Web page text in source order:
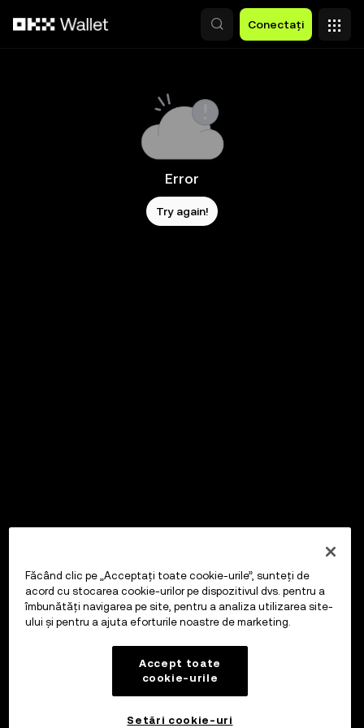
Conectați
Error
Try again!
Făcând clic pe „Acceptați toate cookie-urile”, sunteți de
acord cu stocarea cookie-urilor pe dispozitivul dvs. pentru a
îmbunătăți navigarea pe site, pentru a analiza utilizarea site-
ului și pentru a ajuta eforturile noastre de marketing.
Accept toate
cookie-urile
Setări cookie-uri